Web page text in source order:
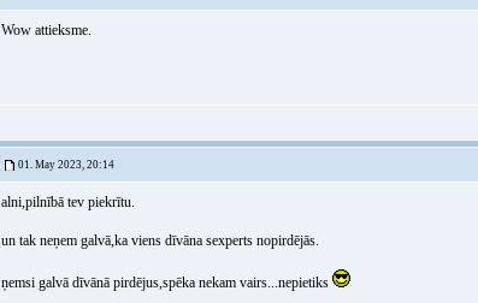
Wow attieksme.
01. May 2023, 20:14
alni,pilnībā tev piekrītu.
un tak neņem galvā,ka viens dīvāna sexperts nopirdējās.
ņemsi galvā dīvānā pirdējus,spēka nekam vairs...nepietiks